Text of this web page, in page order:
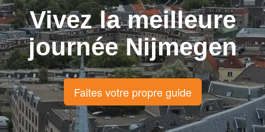
Vivez la meilleure
journée Nijmegen
Faites votre propre guide